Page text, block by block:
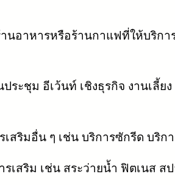
นอาหารหรือร้านกาแฟที่ให้บริก
ระชุม อีเว้นท์ เชิงธุรกิจ งานเลี้
สริมอื่น ๆ เช่น บริการซักรีด บริ
รเสริม เช่น สระว่ายน้ำ ฟิตเนส ส